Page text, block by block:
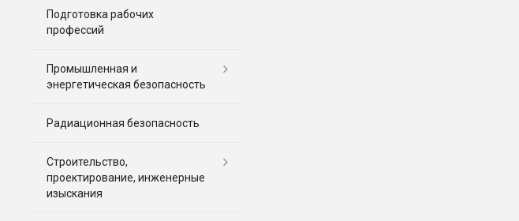
Подготовка рабочих
профессий
Промышленная и
энергетическая безопасность
Радиационная безопасность
Строительство,
проектирование, инженерные
изыскания